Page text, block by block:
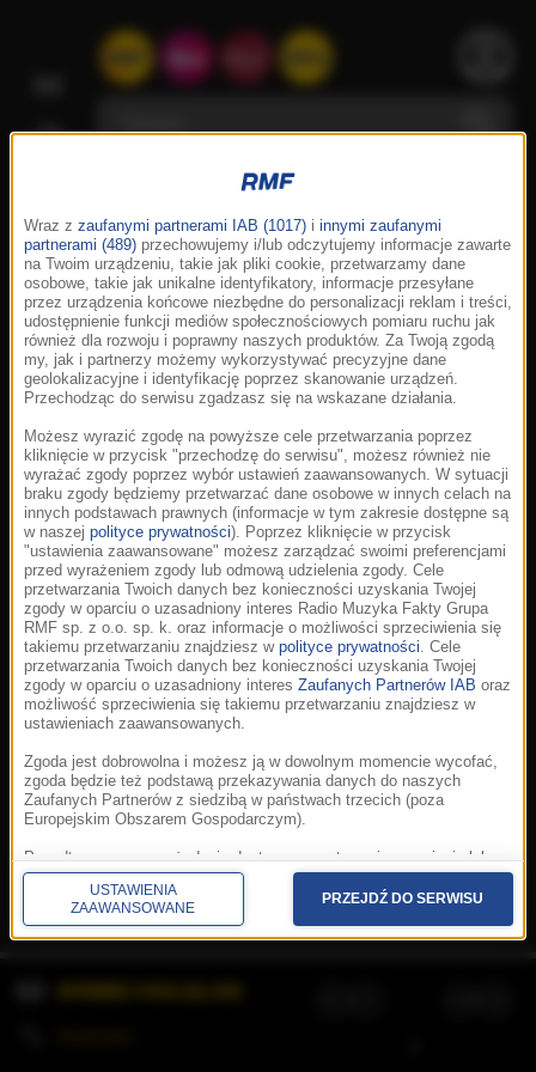
Korzystanie z portalu oznacza akceptację
Prywatność.Aplikacje.© 2026 Radio Muzyka
Fakty Grupa RMF sp. z o.o. sp. k.
Wraz z zaufanymi partnerami IAB (1017) i innymi zaufanymi
partnerami (489) przechowujemy i/lub odczytujemy informacje zawarte
na Twoim urządzeniu, takie jak pliki cookie, przetwarzamy dane
osobowe, takie jak unikalne identyfikatory, informacje przesyłane
przez urządzenia końcowe niezbędne do personalizacji reklam i treści,
udostępnienie funkcji mediów społecznościowych pomiaru ruchu jak
również dla rozwoju i poprawny naszych produktów. Za Twoją zgodą
my, jak i partnerzy możemy wykorzystywać precyzyjne dane
geolokalizacyjne i identyfikację poprzez skanowanie urządzeń.
Przechodząc do serwisu zgadzasz się na wskazane działania.
Możesz wyrazić zgodę na powyższe cele przetwarzania poprzez
kliknięcie w przycisk "przechodzę do serwisu", możesz również nie
wyrażać zgody poprzez wybór ustawień zaawansowanych. W sytuacji
braku zgody będziemy przetwarzać dane osobowe w innych celach na
innych podstawach prawnych (informacje w tym zakresie dostępne są
w naszej polityce prywatności). Poprzez kliknięcie w przycisk
"ustawienia zaawansowane" możesz zarządzać swoimi preferencjami
przed wyrażeniem zgody lub odmową udzielenia zgody. Cele
przetwarzania Twoich danych bez konieczności uzyskania Twojej
zgody w oparciu o uzasadniony interes Radio Muzyka Fakty Grupa
RMF sp. z o.o. sp. k. oraz informacje o możliwości sprzeciwienia się
takiemu przetwarzaniu znajdziesz w polityce prywatności. Cele
przetwarzania Twoich danych bez konieczności uzyskania Twojej
zgody w oparciu o uzasadniony interes Zaufanych Partnerów IAB oraz
możliwość sprzeciwienia się takiemu przetwarzaniu znajdziesz w
ustawieniach zaawansowanych.
Zgoda jest dobrowolna i możesz ją w dowolnym momencie wycofać,
zgoda będzie też podstawą przekazywania danych do naszych
Zaufanych Partnerów z siedzibą w państwach trzecich (poza
Europejskim Obszarem Gospodarczym).
Ponadto masz prawo żądania dostępu, sprostowania, usunięcia lub
ograniczenia przetwarzania danych, a także złożenia skargi do
Prezesa Urzędu Ochrony Danych Osobowych. W polityce prywatności
znajdziesz informacje jak wykonać swoje prawa. Szczegółowe
informacje na temat przetwarzania Twoich danych znajdują się w
USTAWIENIA
ZAAWANSOWANE
PRZEJDŹ DO SERWISU